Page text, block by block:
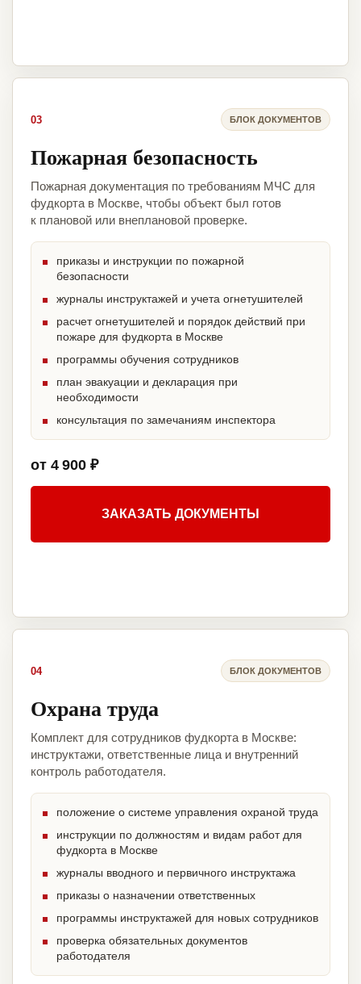
03 БЛОК ДОКУМЕНТОВ
Пожарная безопасность
Пожарная документация по требованиям МЧС для
фудкорта в Москве, чтобы объект был готов
к плановой или внеплановой проверке.
приказы и инструкции по пожарной
безопасности
журналы инструктажей и учета огнетушителей
расчет огнетушителей и порядок действий при
пожаре для фудкорта в Москве
программы обучения сотрудников
план эвакуации и декларация при
необходимости
консультация по замечаниям инспектора
от 4 900 ₽
ЗАКАЗАТЬ ДОКУМЕНТЫ
04 БЛОК ДОКУМЕНТОВ
Охрана труда
Комплект для сотрудников фудкорта в Москве:
инструктажи, ответственные лица и внутренний
контроль работодателя.
положение о системе управления охраной труда
инструкции по должностям и видам работ для
фудкорта в Москве
журналы вводного и первичного инструктажа
приказы о назначении ответственных
программы инструктажей для новых сотрудников
проверка обязательных документов
работодателя